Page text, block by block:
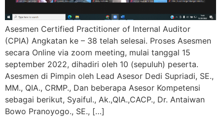
Asesmen Certified Practitioner of Internal Auditor
(CPIA) Angkatan ke – 38 telah selesai. Proses Asesmen
secara Online via zoom meeting, mulai tanggal 15
september 2022, dihadiri oleh 10 (sepuluh) peserta.
Asesmen di Pimpin oleh Lead Asesor Dedi Supriadi, SE.,
MM., QIA., CRMP., Dan beberapa Asesor Kompetensi
sebagai berikut, Syaiful., Ak.,QIA.,CACP., Dr. Antaiwan
Bowo Pranoyogo., SE., […]